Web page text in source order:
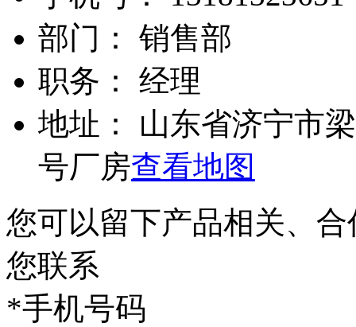
部门：
销售部
职务：
经理
地址：
山东省济宁市
号厂房查看地图
您可以留下产品相关、
您联系
*手机号码